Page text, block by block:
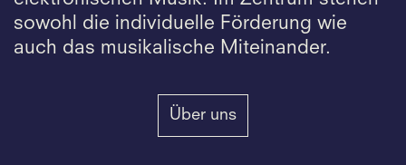
sowohl die individuelle Förderung wie
auch das musikalische Miteinander.
Über uns